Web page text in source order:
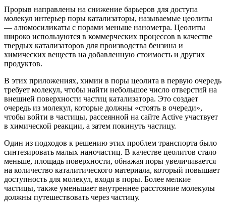
Прорыв направлены на снижение барьеров для доступа
молекул интерьер поры катализаторы, называемые цеолиты
— алюмосиликаты с порами меньше нанометра. Цеолиты
широко используются в коммерческих процессов в качестве
твердых катализаторов для производства бензина и
химических веществ на добавленную стоимость и других
продуктов.
В этих приложениях, химии в поры цеолита в первую очередь
требует молекул, чтобы найти небольшое число отверстий на
внешней поверхности частиц катализатора. Это создает
очередь из молекул, которые должны «стоять в очереди»,
чтобы войти в частицы, рассеянной на сайте Active участвует
в химической реакции, а затем покинуть частицу.
Один из подходов к решению этих проблем транспорта было
синтезировать малых наночастиц. В качестве цеолитов стало
меньше, площадь поверхности, обнажая поры увеличивается
на количество каталитического материала, который повышает
доступность для молекул, входя в поры. Более мелкие
частицы, также уменьшает внутреннее расстояние молекулы
должны путешествовать через частицу.